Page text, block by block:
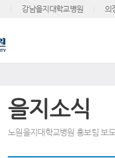
강남을지대학교병원 의
을지소식
노원을지대학교병원 홍보팀 보